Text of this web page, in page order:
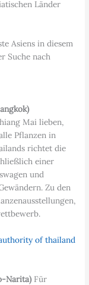
Länder
Asiens in diesem
Suche nach
Mai lieben,
Pflanzen in
richtet die
einer
und
Zu den
Narita) Für